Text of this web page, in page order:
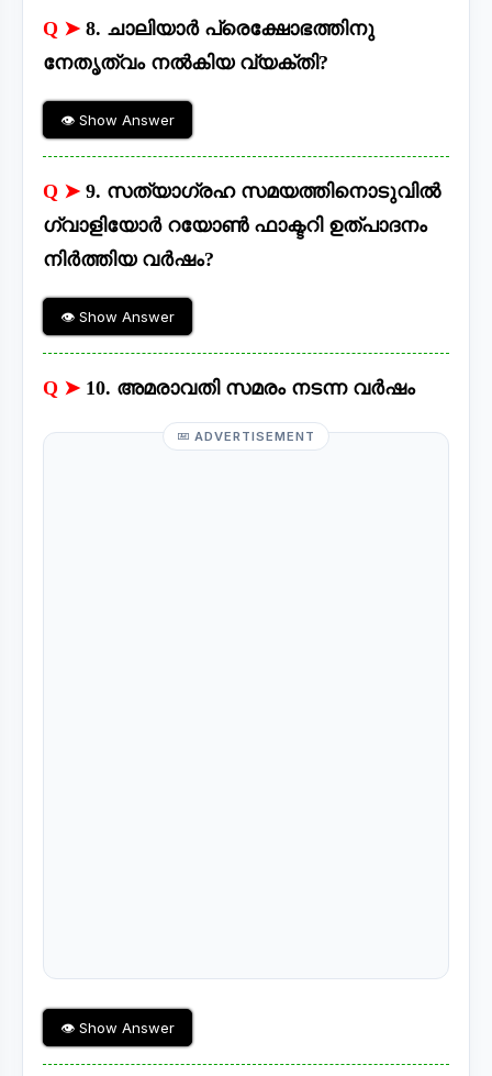
Q ➤ 8. ചാലിയാർ പ്രെക്ഷോഭത്തിനു
നേതൃത്വം നൽകിയ വ്യക്തി?
👁 Show Answer
Q ➤ 9. സത്യാഗ്രഹ സമയത്തിനൊടുവിൽ
ഗ്വാളിയോർ റയോൺ ഫാക്ടറി ഉത്പാദനം
നിർത്തിയ വർഷം?
👁 Show Answer
Q ➤ 10. അമരാവതി സമരം നടന്ന വർഷം
ADVERTISEMENT
👁 Show Answer